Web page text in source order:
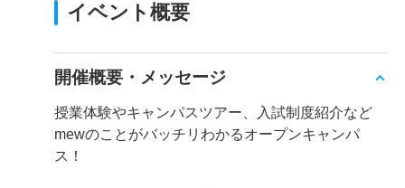
イベント概要
開催概要・メッセージ
授業体験やキャンパスツアー、入試制度紹介など
mewのことがバッチリわかるオープンキャンパ
ス！